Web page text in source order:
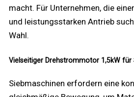
macht. Für Unternehmen, die
und leistungsstarken Antrieb
Wahl.
Vielseitiger Drehstrommotor 1,5kW für
Siebmaschinen erfordern eine